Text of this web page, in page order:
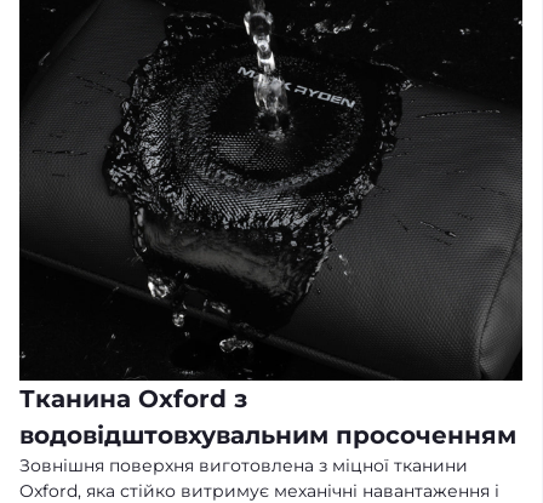
Тканина Oxford з
водовідштовхувальним просоченням
Зовнішня поверхня виготовлена з міцної тканини
Oxford, яка стійко витримує механічні навантаження і